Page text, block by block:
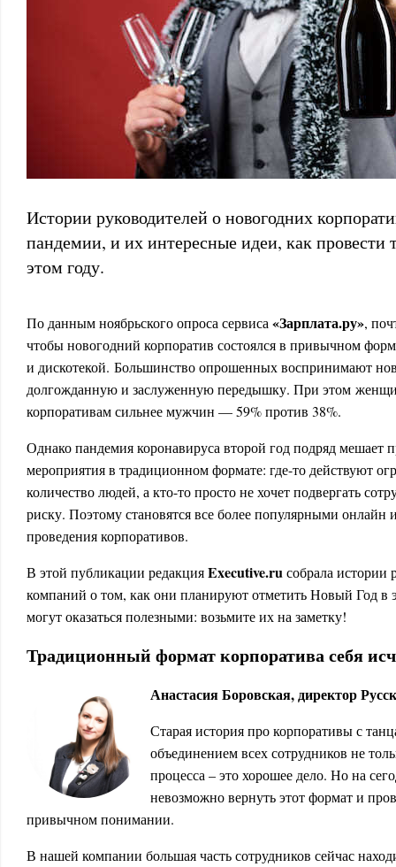
Истории руководителей о новогодних
пандемии, и их интересные идеи, как провести
этом году.
По данным ноябрьского опроса сервиса «Зарплата.ру»,
чтобы новогодний корпоратив состоялся в привычном
и дискотекой. Большинство опрошенных воспринимают
долгожданную и заслуженную передышку. При этом
корпоративам сильнее мужчин — 59% против 38%.
Однако пандемия коронавируса второй год подряд мешает
мероприятия в традиционном формате: где-то действуют
количество людей, а кто-то просто не хочет подвергать
риску. Поэтому становятся все более популярными
проведения корпоративов.
В этой публикации редакцияExecutive.ruсобрала истории
компаний о том, как они планируют отметить Новый Год в
могут оказаться полезными: возьмите их на заметку!
Традиционный формат корпоратива себя
Анастасия Боровская, директор
Старая история про корпоративы с
объединением всех сотрудников не
процесса – это хорошее дело. Но на
невозможно вернуть этот формат и
привычном понимании.
В нашей компании большая часть сотрудников сейчас